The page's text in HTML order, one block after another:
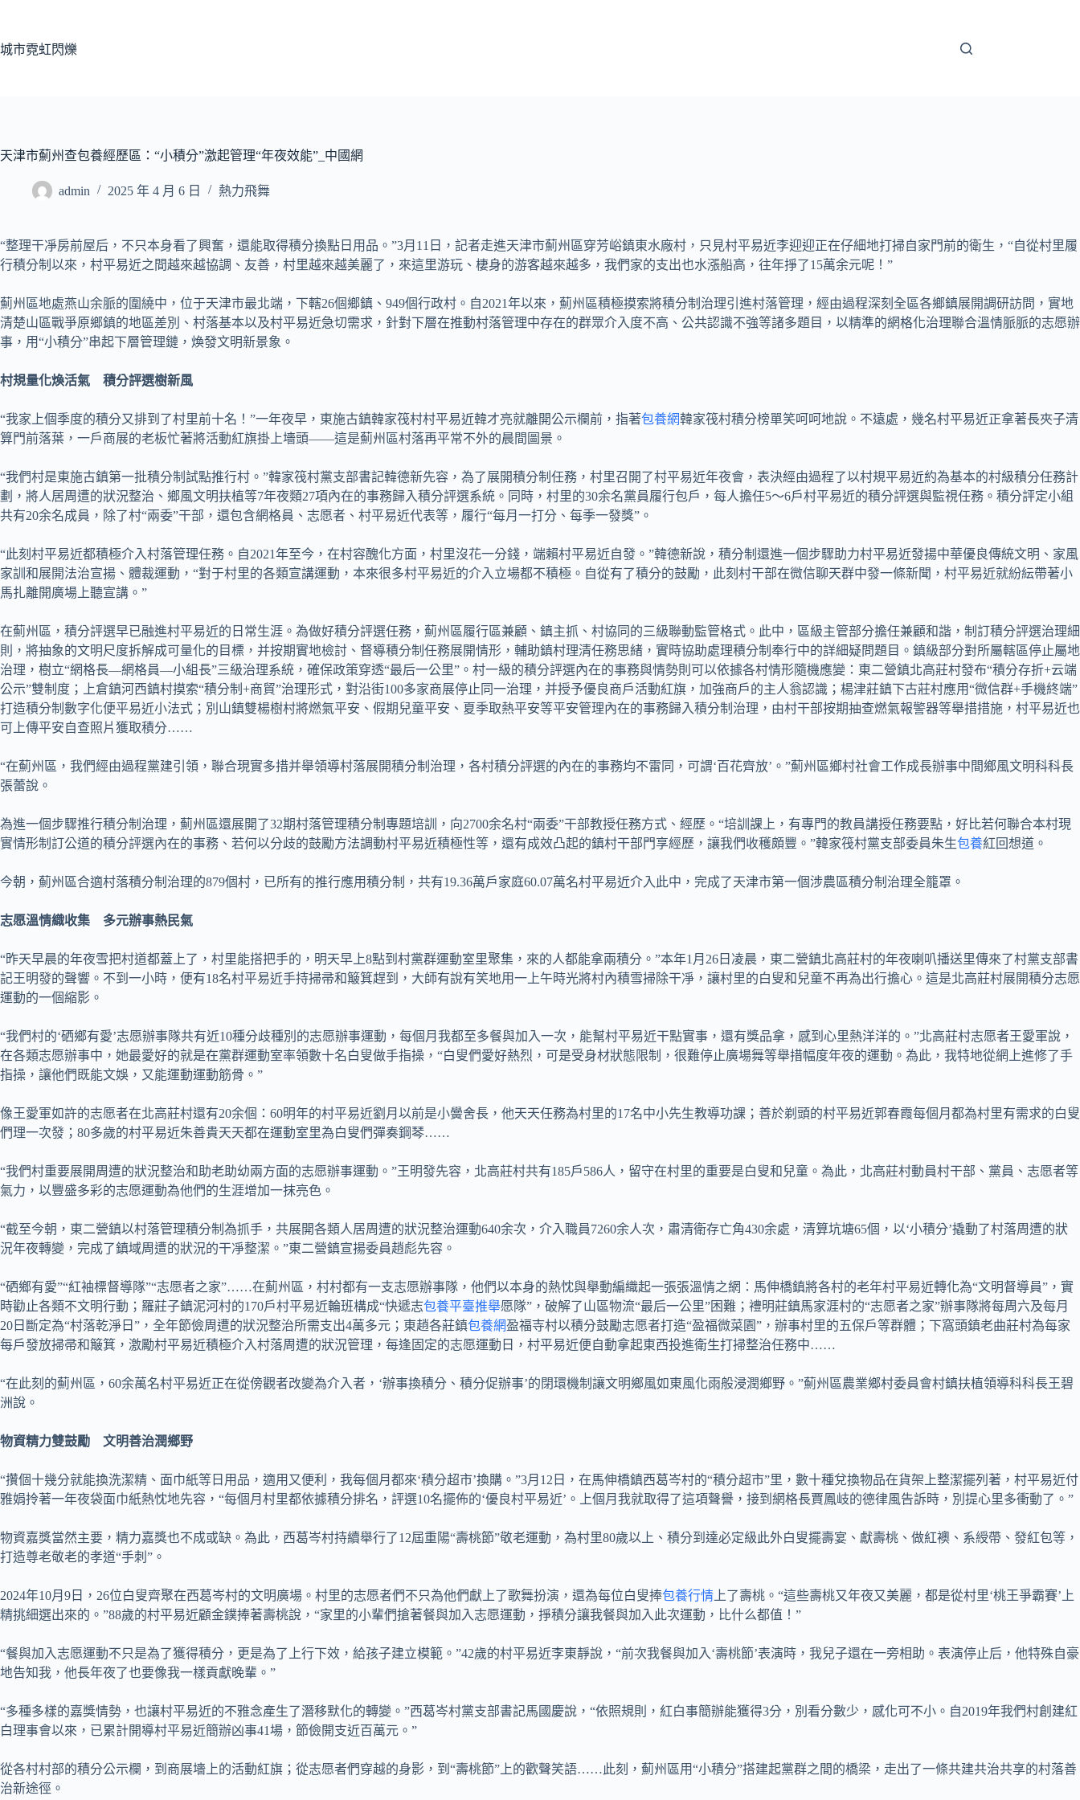
主
城市霓虹閃爍
天津市薊州查包養經歷區：“小積分”激起管理“年夜效能”_中國網
admin 2025 年 4 月 6 日 熱力飛舞
“整理干凈房前屋后，不只本身看了興奮，還能取得積分換點日用品。”3月11日，記者走進天津市薊州區穿芳峪鎮東水廠村，只見村平易近李迎迎正在仔細地打掃自家門前的衛生，“自從村里履
行積分制以來，村平易近之間越來越協調、友善，村里越來越美麗了，來這里游玩、棲身的游客越來越多，我們家的支出也水漲船高，往年掙了15萬余元呢！”
薊州區地處燕山余脈的圍繞中，位于天津市最北端，下轄26個鄉鎮、949個行政村。自2021年以來，薊州區積極摸索將積分制治理引進村落管理，經由過程深刻全區各鄉鎮展開調研訪問，實地
清楚山區戰爭原鄉鎮的地區差別、村落基本以及村平易近急切需求，針對下層在推動村落管理中存在的群眾介入度不高、公共認識不強等諸多題目，以精準的網格化治理聯合溫情脈脈的志愿辦
事，用“小積分”串起下層管理鏈，煥發文明新景象。
村規量化煥活氣 積分評選樹新風
“我家上個季度的積分又排到了村里前十名！”一年夜早，東施古鎮韓家筏村村平易近韓才亮就離開公示欄前，指著包養網韓家筏村積分榜單笑呵呵地說。不遠處，幾名村平易近正拿著長夾子清
算門前落葉，一戶商展的老板忙著將活動紅旗掛上墻頭——這是薊州區村落再平常不外的晨間圖景。
“我們村是東施古鎮第一批積分制試點推行村。”韓家筏村黨支部書記韓德新先容，為了展開積分制任務，村里召開了村平易近年夜會，表決經由過程了以村規平易近約為基本的村級積分任務計
劃，將人居周遭的狀況整治、鄉風文明扶植等7年夜類27項內在的事務歸入積分評選系統。同時，村里的30余名黨員履行包戶，每人擔任5～6戶村平易近的積分評選與監視任務。積分評定小組
共有20余名成員，除了村“兩委”干部，還包含網格員、志愿者、村平易近代表等，履行“每月一打分、每季一發獎”。
“此刻村平易近都積極介入村落管理任務。自2021年至今，在村容醜化方面，村里沒花一分錢，端賴村平易近自發。”韓德新說，積分制還進一個步驟助力村平易近發揚中華優良傳統文明、家風
家訓和展開法治宣揚、體裁運動，“對于村里的各類宣講運動，本來很多村平易近的介入立場都不積極。自從有了積分的鼓勵，此刻村干部在微信聊天群中發一條新聞，村平易近就紛紜帶著小
馬扎離開廣場上聽宣講。”
在薊州區，積分評選早已融進村平易近的日常生涯。為做好積分評選任務，薊州區履行區兼顧、鎮主抓、村協同的三級聯動監管格式。此中，區級主管部分擔任兼顧和諧，制訂積分評選治理細
則，將抽象的文明尺度拆解成可量化的目標，并按期實地檢討、督導積分制任務展開情形，輔助鎮村理清任務思緒，實時協助處理積分制奉行中的詳細疑問題目。鎮級部分對所屬轄區停止屬地
治理，樹立“網格長—網格員—小組長”三級治理系統，確保政策穿透“最后一公里”。村一級的積分評選內在的事務與情勢則可以依據各村情形隨機應變：東二營鎮北高莊村發布“積分存折+云端
公示”雙制度；上倉鎮河西鎮村摸索“積分制+商貿”治理形式，對沿街100多家商展停止同一治理，并授予優良商戶活動紅旗，加強商戶的主人翁認識；楊津莊鎮下古莊村應用“微信群+手機終端”
打造積分制數字化便平易近小法式；別山鎮雙楊樹村將燃氣平安、假期兒童平安、夏季取熱平安等平安管理內在的事務歸入積分制治理，由村干部按期抽查燃氣報警器等舉措措施，村平易近也
可上傳平安自查照片獲取積分……
“在薊州區，我們經由過程黨建引領，聯合現實多措并舉領導村落展開積分制治理，各村積分評選的內在的事務均不雷同，可謂‘百花齊放’。”薊州區鄉村社會工作成長辦事中間鄉風文明科科長
張蕾說。
為進一個步驟推行積分制治理，薊州區還展開了32期村落管理積分制專題培訓，向2700余名村“兩委”干部教授任務方式、經歷。“培訓課上，有專門的教員講授任務要點，好比若何聯合本村現
實情形制訂公道的積分評選內在的事務、若何以分歧的鼓勵方法調動村平易近積極性等，還有成效凸起的鎮村干部門享經歷，讓我們收穫頗豐。”韓家筏村黨支部委員朱生包養紅回想道。
今朝，薊州區合適村落積分制治理的879個村，已所有的推行應用積分制，共有19.36萬戶家庭60.07萬名村平易近介入此中，完成了天津市第一個涉農區積分制治理全籠罩。
志愿溫情織收集 多元辦事熱民氣
“昨天早晨的年夜雪把村道都蓋上了，村里能搭把手的，明天早上8點到村黨群運動室里聚集，來的人都能拿兩積分。”本年1月26日凌晨，東二營鎮北高莊村的年夜喇叭播送里傳來了村黨支部書
記王明發的聲響。不到一小時，便有18名村平易近手持掃帚和簸箕趕到，大師有說有笑地用一上午時光將村內積雪掃除干凈，讓村里的白叟和兒童不再為出行擔心。這是北高莊村展開積分志愿
運動的一個縮影。
“我們村的‘硒鄉有愛’志愿辦事隊共有近10種分歧種別的志愿辦事運動，每個月我都至多餐與加入一次，能幫村平易近干點實事，還有獎品拿，感到心里熱洋洋的。”北高莊村志愿者王愛軍說，
在各類志愿辦事中，她最愛好的就是在黨群運動室率領數十名白叟做手指操，“白叟們愛好熱烈，可是受身材狀態限制，很難停止廣場舞等舉措幅度年夜的運動。為此，我特地從網上進修了手
指操，讓他們既能文娛，又能運動運動筋骨。”
像王愛軍如許的志愿者在北高莊村還有20余個：60明年的村平易近劉月以前是小黌舍長，他天天任務為村里的17名中小先生教導功課；善於剃頭的村平易近郭春霞每個月都為村里有需求的白叟
們理一次發；80多歲的村平易近朱善貴天天都在運動室里為白叟們彈奏鋼琴……
“我們村重要展開周遭的狀況整治和助老助幼兩方面的志愿辦事運動。”王明發先容，北高莊村共有185戶586人，留守在村里的重要是白叟和兒童。為此，北高莊村動員村干部、黨員、志愿者等
氣力，以豐盛多彩的志愿運動為他們的生涯增加一抹亮色。
“截至今朝，東二營鎮以村落管理積分制為抓手，共展開各類人居周遭的狀況整治運動640余次，介入職員7260余人次，肅清衛存亡角430余處，清算坑塘65個，以‘小積分’撬動了村落周遭的狀
況年夜轉變，完成了鎮域周遭的狀況的干凈整潔。”東二營鎮宣揚委員趙彪先容。
“硒鄉有愛”“紅袖標督導隊”“志愿者之家”……在薊州區，村村都有一支志愿辦事隊，他們以本身的熱忱與舉動編織起一張張溫情之網：馬伸橋鎮將各村的老年村平易近轉化為“文明督導員”，實
時勸止各類不文明行動；羅莊子鎮泥河村的170戶村平易近輪班構成“快遞志包養平臺推舉愿隊”，破解了山區物流“最后一公里”困難；禮明莊鎮馬家涯村的“志愿者之家”辦事隊將每周六及每月
20日斷定為“村落乾淨日”，全年節儉周遭的狀況整治所需支出4萬多元；東趙各莊鎮包養網盈福寺村以積分鼓勵志愿者打造“盈福微菜園”，辦事村里的五保戶等群體；下窩頭鎮老曲莊村為每家
每戶發放掃帚和簸箕，激勵村平易近積極介入村落周遭的狀況管理，每逢固定的志愿運動日，村平易近便自動拿起東西投進衛生打掃整治任務中……
“在此刻的薊州區，60余萬名村平易近正在從傍觀者改變為介入者，‘辦事換積分、積分促辦事’的閉環機制讓文明鄉風如東風化雨般浸潤鄉野。”薊州區農業鄉村委員會村鎮扶植領導科科長王碧
洲說。
物資精力雙鼓勵 文明善治潤鄉野
“攢個十幾分就能換洗潔精、面巾紙等日用品，適用又便利，我每個月都來‘積分超市’換購。”3月12日，在馬伸橋鎮西葛岑村的“積分超市”里，數十種兌換物品在貨架上整潔擺列著，村平易近付
雅娟拎著一年夜袋面巾紙熱忱地先容，“每個月村里都依據積分排名，評選10名擺佈的‘優良村平易近’。上個月我就取得了這項聲譽，接到網格長賈鳳岐的德律風告訴時，別提心里多衝動了。”
物資嘉獎當然主要，精力嘉獎也不成或缺。為此，西葛岑村持續舉行了12屆重陽“壽桃節”敬老運動，為村里80歲以上、積分到達必定級此外白叟擺壽宴、獻壽桃、做紅襖、系綬帶、發紅包等，
打造尊老敬老的孝道“手刺”。
2024年10月9日，26位白叟齊聚在西葛岑村的文明廣場。村里的志愿者們不只為他們獻上了歌舞扮演，還為每位白叟捧包養行情 上了壽桃。“這些壽桃又年夜又美麗，都是從村里‘桃王爭霸賽’上
精挑細選出來的。”88歲的村平易近顧金鏷捧著壽桃說，“家里的小輩們搶著餐與加入志愿運動，掙積分讓我餐與加入此次運動，比什么都值！”
“餐與加入志愿運動不只是為了獲得積分，更是為了上行下效，給孩子建立模範。”42歲的村平易近李東靜說，“前次我餐與加入‘壽桃節’表演時，我兒子還在一旁相助。表演停止后，他特殊自豪
地告知我，他長年夜了也要像我一樣貢獻晚輩。”
“多種多樣的嘉獎情勢，也讓村平易近的不雅念產生了潛移默化的轉變。”西葛岑村黨支部書記馬國慶說，“依照規則，紅白事簡辦能獲得3分，別看分數少，感化可不小。自2019年我們村創建紅
白理事會以來，已累計開導村平易近簡辦凶事41場，節儉開支近百萬元。”
從各村村部的積分公示欄，到商展墻上的活動紅旗；從志愿者們穿越的身影，到“壽桃節”上的歡聲笑語……此刻，薊州區用“小積分”搭建起黨群之間的橋梁，走出了一條共建共治共享的村落善
治新途徑。